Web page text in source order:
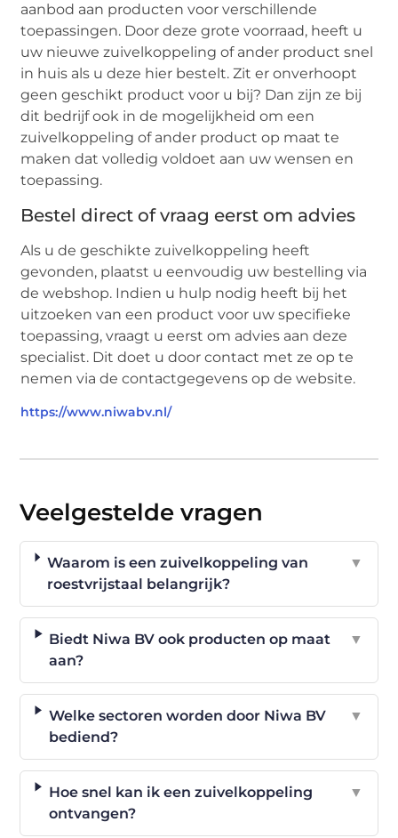
aanbod aan producten voor verschillende
toepassingen. Door deze grote voorraad, heeft u
uw nieuwe zuivelkoppeling of ander product snel
in huis als u deze hier bestelt. Zit er onverhoopt
geen geschikt product voor u bij? Dan zijn ze bij
dit bedrijf ook in de mogelijkheid om een
zuivelkoppeling of ander product op maat te
maken dat volledig voldoet aan uw wensen en
toepassing.
Bestel direct of vraag eerst om advies
Als u de geschikte zuivelkoppeling heeft
gevonden, plaatst u eenvoudig uw bestelling via
de webshop. Indien u hulp nodig heeft bij het
uitzoeken van een product voor uw specifieke
toepassing, vraagt u eerst om advies aan deze
specialist. Dit doet u door contact met ze op te
nemen via de contactgegevens op de website.
https://www.niwabv.nl/
Veelgestelde vragen
Waarom is een zuivelkoppeling van
roestvrijstaal belangrijk?
▼
Biedt Niwa BV ook producten op maat
aan?
▼
Welke sectoren worden door Niwa BV
bediend?
▼
Hoe snel kan ik een zuivelkoppeling
ontvangen?
▼